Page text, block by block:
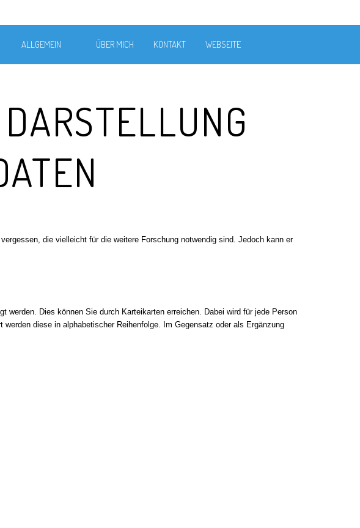
ALLGEMEIN ÜBER MICH KONTAKT WEBSEITE
die vielleicht für die weitere Forschung notwendig sind. Jedoch kann er
Dies können Sie durch Karteikarten erreichen. Dabei wird für jede Person
diese in alphabetischer Reihenfolge. Im Gegensatz oder als Ergänzung